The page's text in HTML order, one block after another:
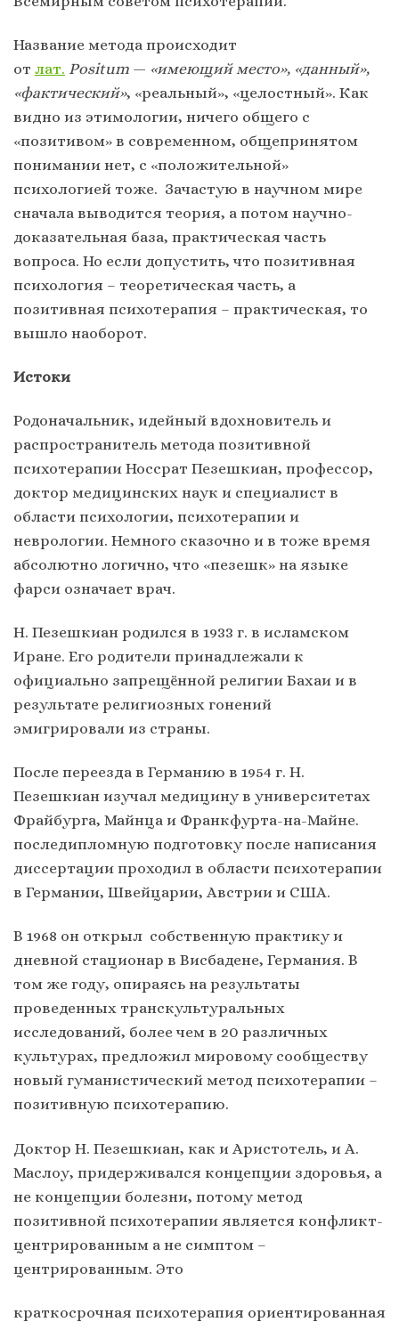
Название метода происходит
от лат. Positum — «имеющий место», «данный»,
«фактический», «реальный», «целостный». Как
видно из этимологии, ничего общего с
«позитивом» в современном, общепринятом
понимании нет, с «положительной»
психологией тоже. Зачастую в научном мире
сначала выводится теория, а потом научно-
доказательная база, практическая часть
вопроса. Но если допустить, что позитивная
психология – теоретическая часть, а
позитивная психотерапия – практическая, то
вышло наоборот.
Истоки
Родоначальник, идейный вдохновитель и
распространитель метода позитивной
психотерапии Носсрат Пезешкиан, профессор,
доктор медицинских наук и специалист в
области психологии, психотерапии и
неврологии. Немного сказочно и в тоже время
абсолютно логично, что «пезешк» на языке
фарси означает врач.
Н. Пезешкиан родился в 1933 г. в исламском
Иране. Его родители принадлежали к
официально запрещённой религии Бахаи и в
результате религиозных гонений
эмигрировали из страны.
После переезда в Германию в 1954 г. Н.
Пезешкиан изучал медицину в университетах
Фрайбурга, Майнца и Франкфурта-на-Майне.
последипломную подготовку после написания
диссертации проходил в области психотерапии
в Германии, Швейцарии, Австрии и США.
В 1968 он открыл собственную практику и
дневной стационар в Висбадене, Германия. В
том же году, опираясь на результаты
проведенных транскультуральных
исследований, более чем в 20 различных
культурах, предложил мировому сообществу
новый гуманистический метод психотерапии –
позитивную психотерапию.
Доктор Н. Пезешкиан, как и Аристотель, и А.
Маслоу, придерживался концепции здоровья, а
не концепции болезни, потому метод
позитивной психотерапии является конфликт-
центрированным а не симптом –
центрированным. Это
краткосрочная психотерапия ориентированная